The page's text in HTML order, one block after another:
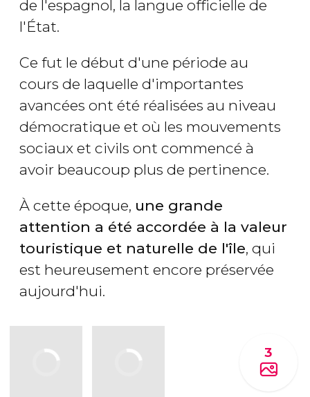
de l'espagnol, la langue officielle de
l'État.
Ce fut le début d'une période au
cours de laquelle d'importantes
avancées ont été réalisées au niveau
démocratique et où les mouvements
sociaux et civils ont commencé à
avoir beaucoup plus de pertinence.
À cette époque, une grande
attention a été accordée à la valeur
touristique et naturelle de l'île, qui
est heureusement encore préservée
aujourd'hui.
3